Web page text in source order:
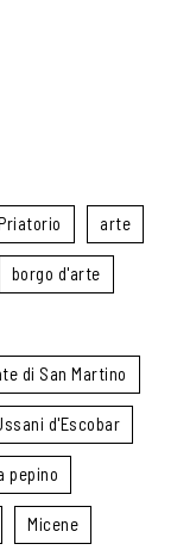
arte
borgo d'arte
di San Martino
d'Escobar
pepino
Micene